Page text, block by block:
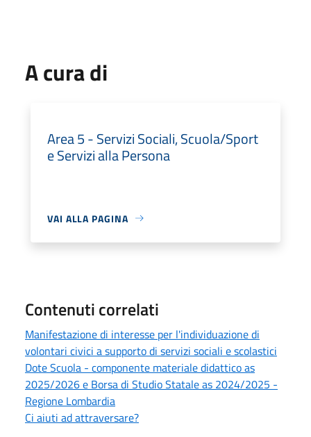
A cura di
Area 5 - Servizi Sociali, Scuola/Sport
e Servizi alla Persona
VAI ALLA PAGINA
Contenuti correlati
Manifestazione di interesse per l'individuazione di
volontari civici a supporto di servizi sociali e scolastici
Dote Scuola - componente materiale didattico as
2025/2026 e Borsa di Studio Statale as 2024/2025 -
Regione Lombardia
Ci aiuti ad attraversare?